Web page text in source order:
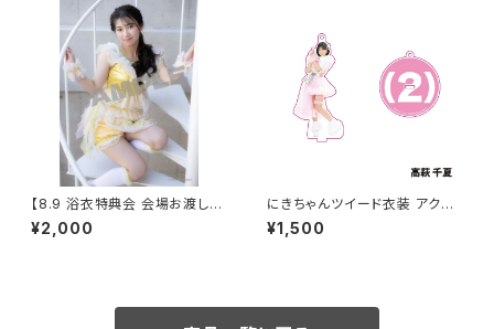
【8.9 浴衣特典会 会場お渡し限
定】らく アザーカットポートレー
ト ※発送はいたしません
¥2,000
にきちゃんツイード衣装 アクリ
ルキーホルダー
¥1,500